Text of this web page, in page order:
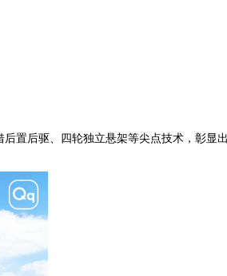
置后驱、四轮独立悬架等尖点技术，彰显